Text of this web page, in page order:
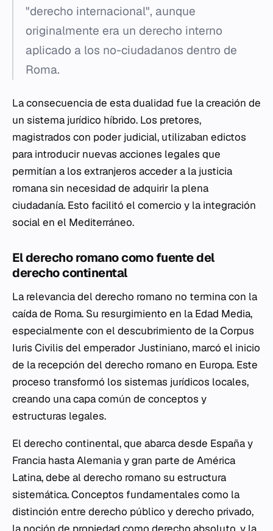
"derecho internacional", aunque
originalmente era un derecho interno
aplicado a los no-ciudadanos dentro de
Roma.
La consecuencia de esta dualidad fue la creación de
un sistema jurídico híbrido. Los pretores,
magistrados con poder judicial, utilizaban edictos
para introducir nuevas acciones legales que
permitían a los extranjeros acceder a la justicia
romana sin necesidad de adquirir la plena
ciudadanía. Esto facilitó el comercio y la integración
social en el Mediterráneo.
El derecho romano como fuente del
derecho continental
La relevancia del derecho romano no termina con la
caída de Roma. Su resurgimiento en la Edad Media,
especialmente con el descubrimiento de laCorpus
Iuris Civilis del emperador Justiniano, marcó el inicio
de la recepción del derecho romano en Europa. Este
proceso transformó los sistemas jurídicos locales,
creando una capa común de conceptos y
estructuras legales.
El derecho continental, que abarca desde España y
Francia hasta Alemania y gran parte de América
Latina, debe al derecho romano su estructura
sistemática. Conceptos fundamentales como la
distinción entre derecho público y derecho privado,